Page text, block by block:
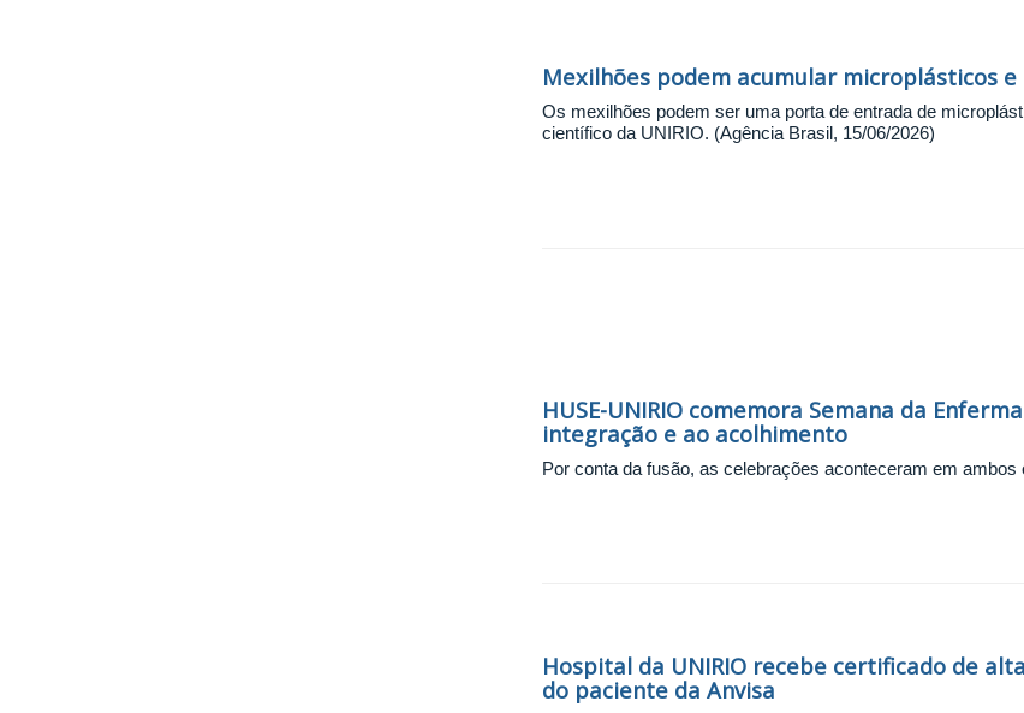
Mexilhões podem acumular microplásticos
Os mexilhões podem ser uma porta de entrada de
científico da UNIRIO. (Agência Brasil, 15/06/2026)
HUSE-UNIRIO comemora Semana da
integração e ao acolhimento
Por conta da fusão, as celebrações aconteceram em
Hospital da UNIRIO recebe certificado de
do paciente da Anvisa